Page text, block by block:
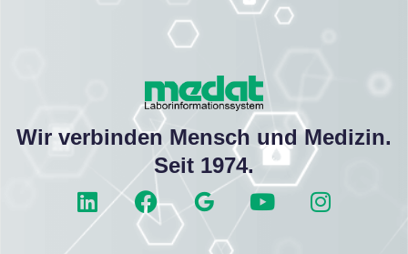
Wir verbinden Mensch und Medizin.
Seit 1974.